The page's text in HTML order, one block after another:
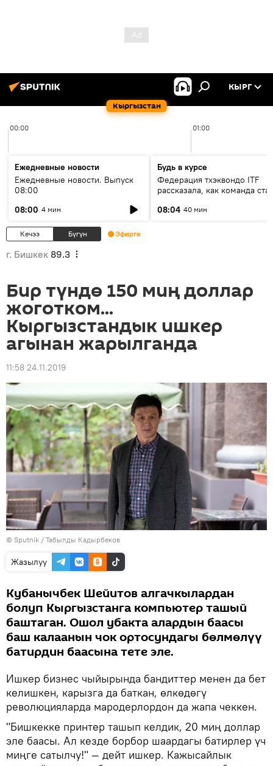
Кыргызстан
КЫРГ
00:00 01:00
Ежедневные новости
Ежедневные новости. Выпуск
08:00
08:00 4 мин
Будь в курсе
Федерация тхэквондо ITF
рассказала, как команда
08:04 40 мин
Кечээ Бүгүн Эфирге
г. Бишкек 89.3
Бир түндө 150 миң доллар
жоготком...
Кыргызстандык ишкер
агынан жарылганда
11:58 24.11.2019
© Sputnik / Табылды Кадырбеков
Жазылуу
Кубанычбек Шейитов алгачкылардан
болуп Кыргызстанга компьютер ташый
баштаган. Ошол убакта алардын баасы
баш калаанын чок ортосундагы бөлмөлүү
батирдин баасына тете эле.
Ишкер бизнес чыйырында бандиттер менен да бет
келишкен, карызга да баткан, өлкөдөгү
революцияларда мародерлордон да жапа чеккен.
"Бишкекке принтер ташып келдик, 20 миң доллар
эле баасы. Ал кезде борбор шаардагы батирлер үч
миңге сатылчу!" — дейт ишкер. Кажысайлык